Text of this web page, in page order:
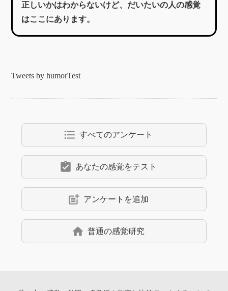
正しいかはわからないけど、だいたいの人の感覚
はここにあります。
Tweets by humorTest
format_list_bulleted すべてのアンケート
assignment_turned_in あなたの感覚をテスト
post_add アンケートを追加
home 普通の感覚研究